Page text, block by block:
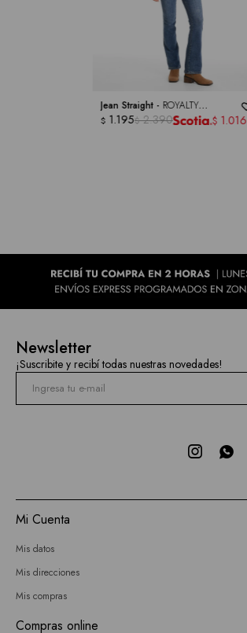
Jean Straight - ROYALTY
COLLECTION
$ 1.195$ 2.390 $ 1.016
Newsletter
¡Suscribite y recibí todas nuestras novedades!
 
Mi Cuenta
Mis datos
Mis direcciones
Mis compras
Compras online